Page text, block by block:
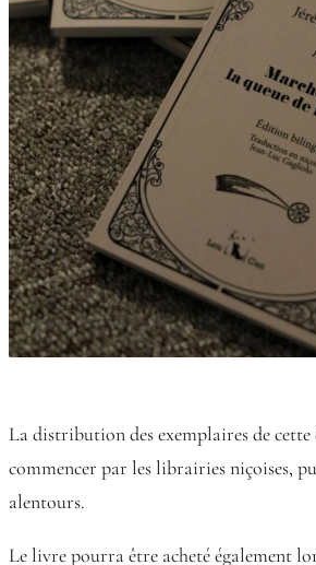
La distribution des exemplaires de
commencer par les librairies niçoises,
alentours.
Le livre pourra être acheté également